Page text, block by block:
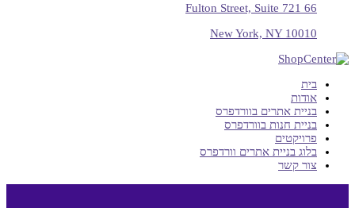
66 Fulton Street, Suite 721
New York, NY 10010
בית
אודות
בניית אתרים בוורדפרס
בניית חנות בוורדפרס
פרויקטים
בלוג בניית אתרים וורדפרס
צור קשר